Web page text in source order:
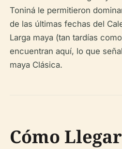
Toniná le permitieron
de las últimas fechas del
Larga maya (tan tardías
encuentran aquí, lo que
maya Clásica.
Cómo